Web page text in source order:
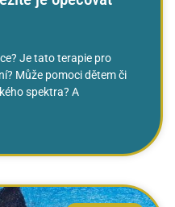
Je tato terapie pro
Může pomoci dětem či
spektra? A